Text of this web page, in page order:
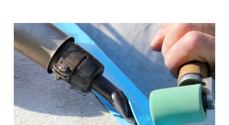
Réparation
de
liner
piscine